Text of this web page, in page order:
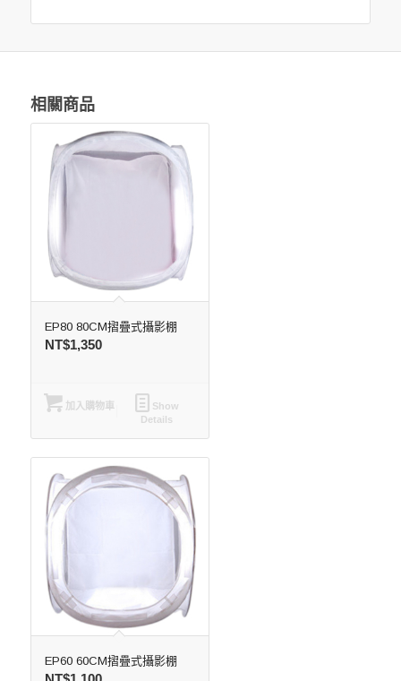
相關商品
EP80 80CM摺疊式攝影棚
NT$1,350
加入購物車
Show
Details
EP60 60CM摺疊式攝影棚